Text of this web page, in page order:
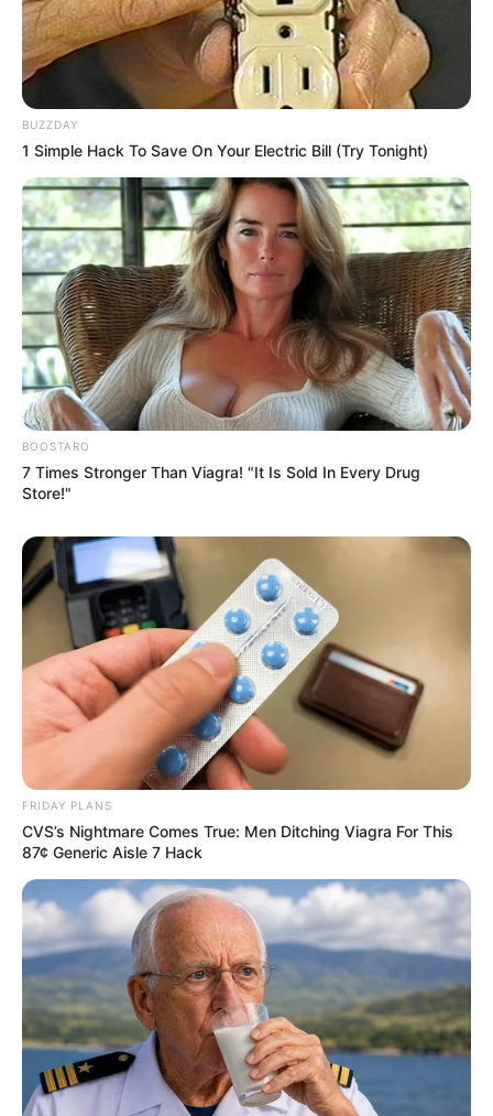
BUZZDAY
1 Simple Hack To Save On Your Electric Bill (Try Tonight)
BOOSTARO
7 Times Stronger Than Viagra! "It Is Sold In Every Drug
Store!"
FRIDAY PLANS
CVS’s Nightmare Comes True: Men Ditching Viagra For This
87¢ Generic Aisle 7 Hack